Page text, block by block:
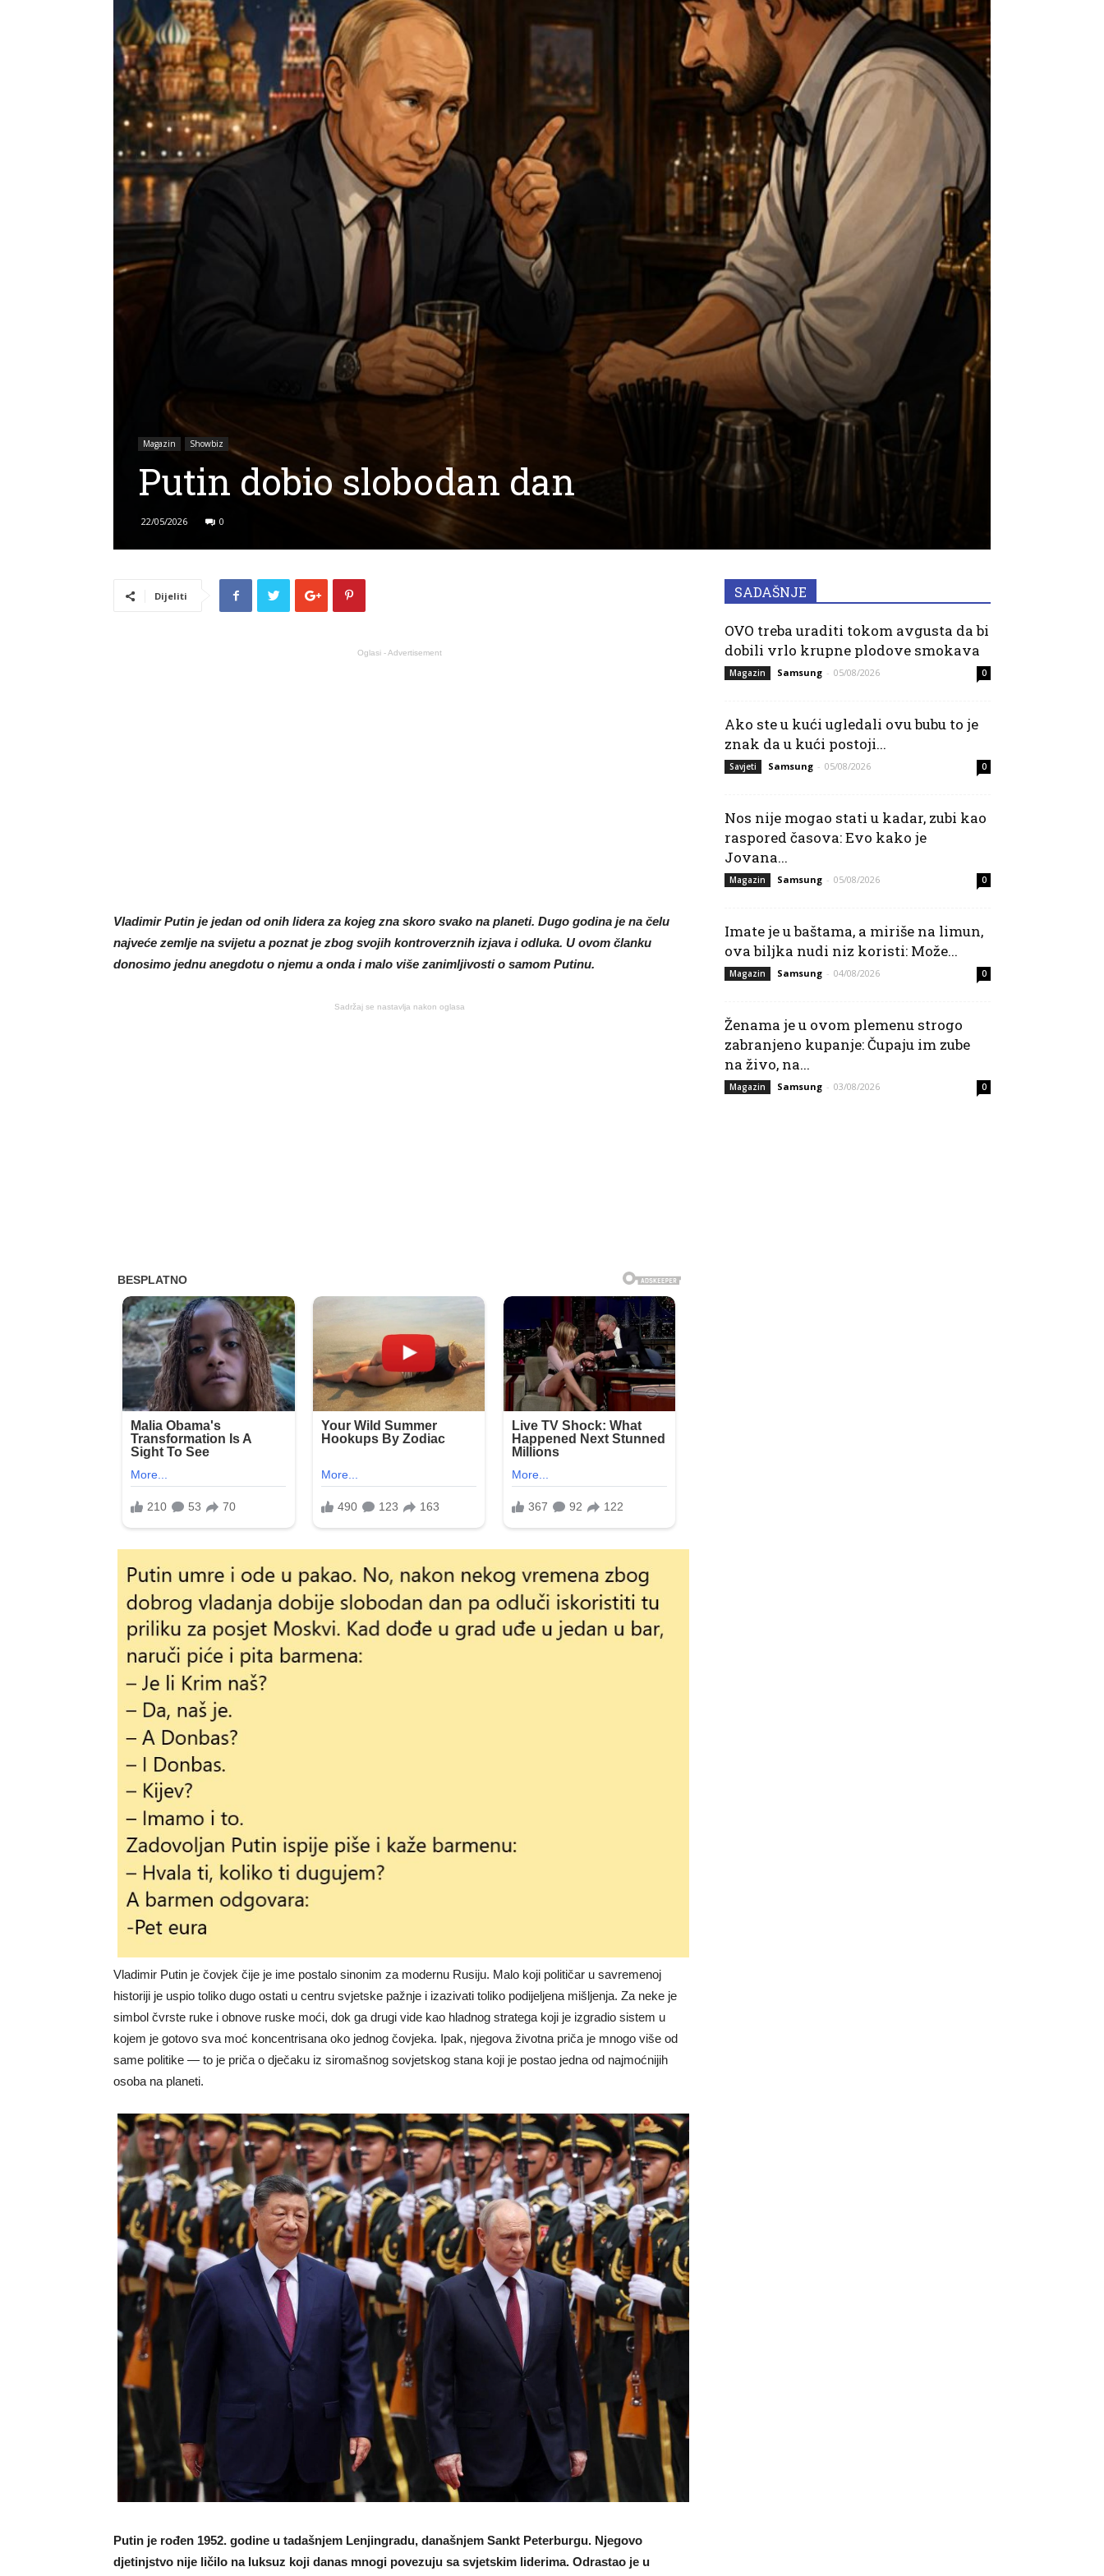
Magazin Showbiz
Putin dobio slobodan dan
22/05/2026 0
Dijeliti
Oglasi - Advertisement
Vladimir Putin je jedan od onih lidera za kojeg zna skoro svako na planeti. Dugo godina je na čelu
najveće zemlje na svijetu a poznat je zbog svojih kontroverznih izjava i odluka. U ovom članku
donosimo jednu anegdotu o njemu a onda i malo više zanimljivosti o samom Putinu.
Sadržaj se nastavlja nakon oglasa
Vladimir Putin je čovjek čije je ime postalo sinonim za modernu Rusiju. Malo koji političar u savremenoj
historiji je uspio toliko dugo ostati u centru svjetske pažnje i izazivati toliko podijeljena mišljenja. Za neke je
simbol čvrste ruke i obnove ruske moći, dok ga drugi vide kao hladnog stratega koji je izgradio sistem u
kojem je gotovo sva moć koncentrisana oko jednog čovjeka. Ipak, njegova životna priča je mnogo više od
same politike — to je priča o dječaku iz siromašnog sovjetskog stana koji je postao jedna od najmoćnijih
osoba na planeti.
Putin je rođen 1952. godine u tadašnjem Lenjingradu, današnjem Sankt Peterburgu. Njegovo
djetinjstvo nije ličilo na luksuz koji danas mnogi povezuju sa svjetskim liderima. Odrastao je u
SADAŠNJE
OVO treba uraditi tokom avgusta da bi
dobili vrlo krupne plodove smokava
Magazin Samsung - 05/08/2026 0
Ako ste u kući ugledali ovu bubu to je
znak da u kući postoji...
Savjeti Samsung - 05/08/2026 0
Nos nije mogao stati u kadar, zubi kao
raspored časova: Evo kako je
Jovana...
Magazin Samsung - 05/08/2026 0
Imate je u baštama, a miriše na limun,
ova biljka nudi niz koristi: Može...
Magazin Samsung - 04/08/2026 0
Ženama je u ovom plemenu strogo
zabranjeno kupanje: Čupaju im zube
na živo, na...
Magazin Samsung - 03/08/2026 0